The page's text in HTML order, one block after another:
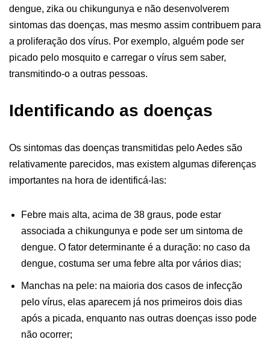
dengue, zika ou chikungunya e não desenvolverem
sintomas das doenças, mas mesmo assim contribuem para
a proliferação dos vírus. Por exemplo, alguém pode ser
picado pelo mosquito e carregar o vírus sem saber,
transmitindo-o a outras pessoas.
Identificando as doenças
Os sintomas das doenças transmitidas pelo Aedes são
relativamente parecidos, mas existem algumas diferenças
importantes na hora de identificá-las:
Febre mais alta, acima de 38 graus, pode estar
associada a chikungunya e pode ser um sintoma de
dengue. O fator determinante é a duração: no caso da
dengue, costuma ser uma febre alta por vários dias;
Manchas na pele: na maioria dos casos de infecção
pelo vírus, elas aparecem já nos primeiros dois dias
após a picada, enquanto nas outras doenças isso pode
não ocorrer;